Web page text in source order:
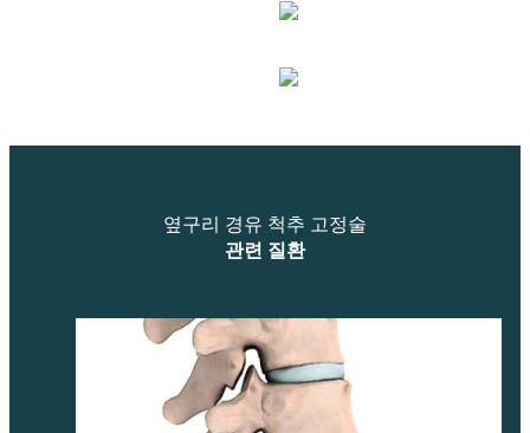
옆구리 경유 척추 고정술
관련 질환